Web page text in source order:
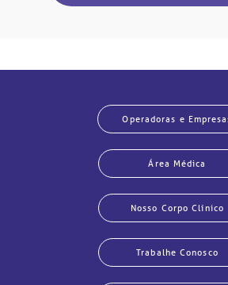
Operadoras e
Área Médica
Nosso Corpo Clínico
Trabalhe Conosco